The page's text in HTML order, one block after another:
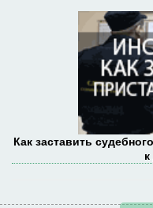
Как заставить